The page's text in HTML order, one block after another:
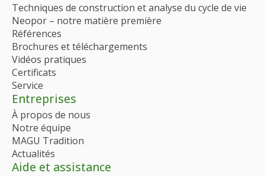
Techniques de construction et analyse du cycle de vie
Neopor – notre matière première
Références
Brochures et téléchargements
Vidéos pratiques
Certificats
Service
Entreprises
À propos de nous
Notre équipe
MAGU Tradition
Actualités
Aide et assistance